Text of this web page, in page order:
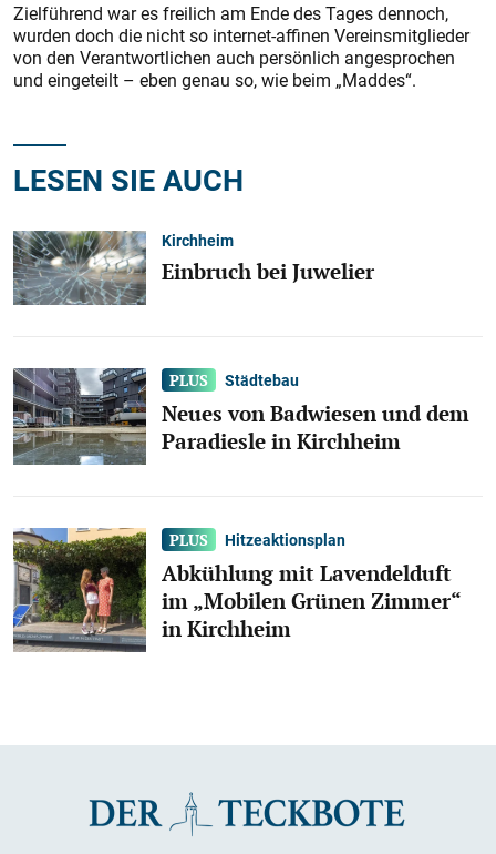
Zielführend war es freilich am Ende des Tages dennoch,
wurden doch die nicht so internet-affinen Vereinsmitglieder
von den Verantwortlichen auch persönlich angesprochen
und eingeteilt – eben genau so, wie beim „Maddes“.
LESEN SIE AUCH
Kirchheim
Einbruch bei Juwelier
Städtebau
Neues von Badwiesen und dem
Paradiesle in Kirchheim
Hitzeaktionsplan
Abkühlung mit Lavendelduft
im „Mobilen Grünen Zimmer“
in Kirchheim